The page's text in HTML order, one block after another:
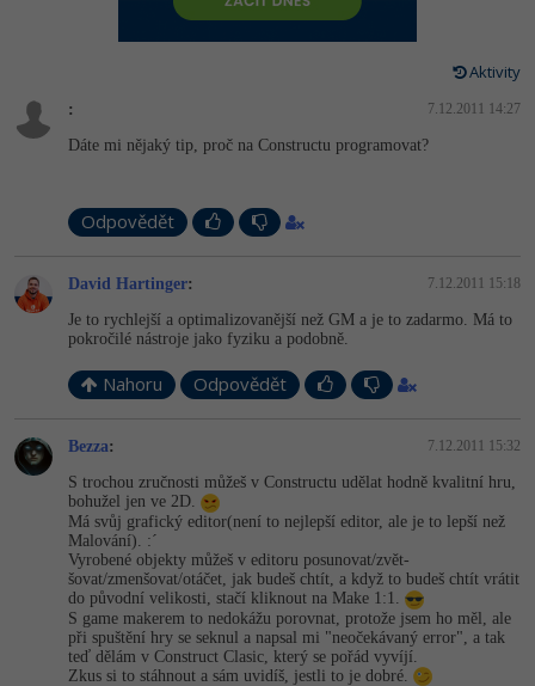
HTML5, CSS3, Bootstrap, SEO
Testování a verzování
UML a návrhové vzory
Spring
ASP.NET MVC
Best practices
PHP
Python
HTML / CSS
UML a návrhové vzory
MySQL/MariaDB
MS-SQL
Vývojář mobilních aplikací
Tester
Systémový administrátor
Grafik / UX/UI návrhář
Databázový analytik
Copywriter
WordPress specialista
-80%
PHP
-80%
-80%
-80%
Návrh SW -80%
Algoritmy -41%
Umělá inteligence (AI) -10%
Digitální gramotnost
WordPress
-25%
MS Office
Google Dokumenty
Time management
Windows
-80%
Adobe Lightroom -30%
Adobe After Effects
Blender
Fotografování -80%
Video
Ostatní
Fórum
Aktivity
: 7.12.2011 14:27
Dáte mi nějaký tip, proč na Constructu programovat?
Odpovědět
David Hartinger: 7.12.2011 15:18
Je to rychlejší a optimalizovanější než GM a je to zadarmo. Má to
pokročilé nástroje jako fyziku a podobně.
Nahoru Odpovědět
Bezza: 7.12.2011 15:32
S trochou zručnosti můžeš v Constructu udělat hodně kvalitní hru,
bohužel jen ve 2D.
Má svůj grafický editor(není to nejlepší editor, ale je to lepší než
Malování). :´
Vyrobené objekty můžeš v editoru posunovat/zvět­
šovat/zmenšovat/o­táčet, jak budeš chtít, a když to budeš chtít vrátit
do původní velikosti, stačí kliknout na Make 1:1.
S game makerem to nedokážu porovnat, protože jsem ho měl, ale
při spuštění hry se seknul a napsal mi "neočekávaný error", a tak
teď dělám v Construct Clasic, který se pořád vyvíjí.
Zkus si to stáhnout a sám uvidíš, jestli to je dobré.